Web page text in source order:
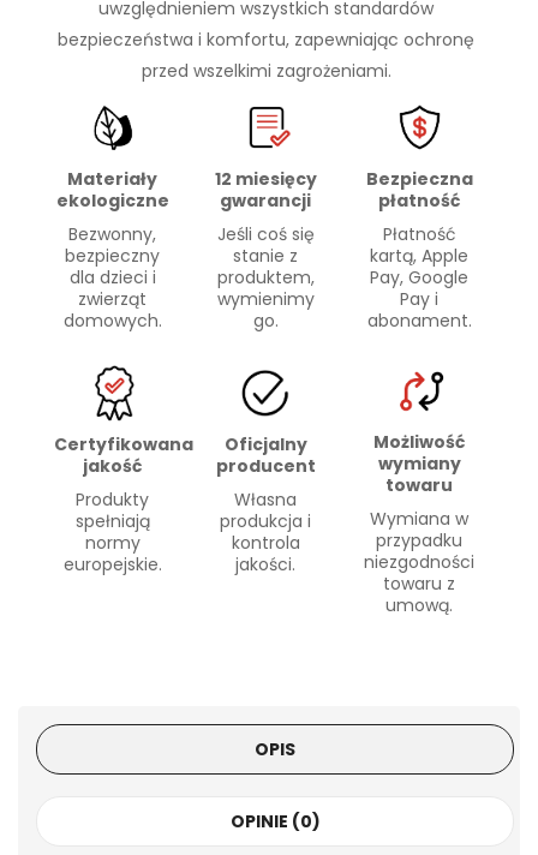
uwzględnieniem wszystkich standardów
bezpieczeństwa i komfortu, zapewniając ochronę
przed wszelkimi zagrożeniami.
Materiały
ekologiczne
Bezwonny,
bezpieczny
dla dzieci i
zwierząt
domowych.
12 miesięcy
gwarancji
Jeśli coś się
stanie z
produktem,
wymienimy
go.
Bezpieczna
płatność
Płatność
kartą, Apple
Pay, Google
Pay i
abonament.
Certyfikowana
jakość
Produkty
spełniają
normy
europejskie.
Oficjalny
producent
Własna
produkcja i
kontrola
jakości.
Możliwość
wymiany
towaru
Wymiana w
przypadku
niezgodności
towaru z
umową.
OPIS
OPINIE (0)